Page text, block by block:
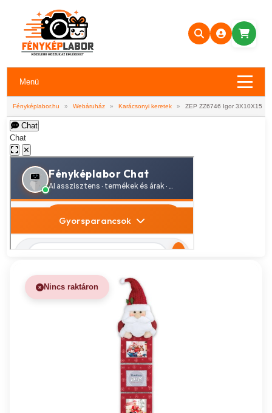
Menü
Fényképlabor.hu » Webáruház » Karácsonyi keretek » ZEP ZZ6746 Igor 3X10X15
Chat
Chat
✕
Nincs raktáron